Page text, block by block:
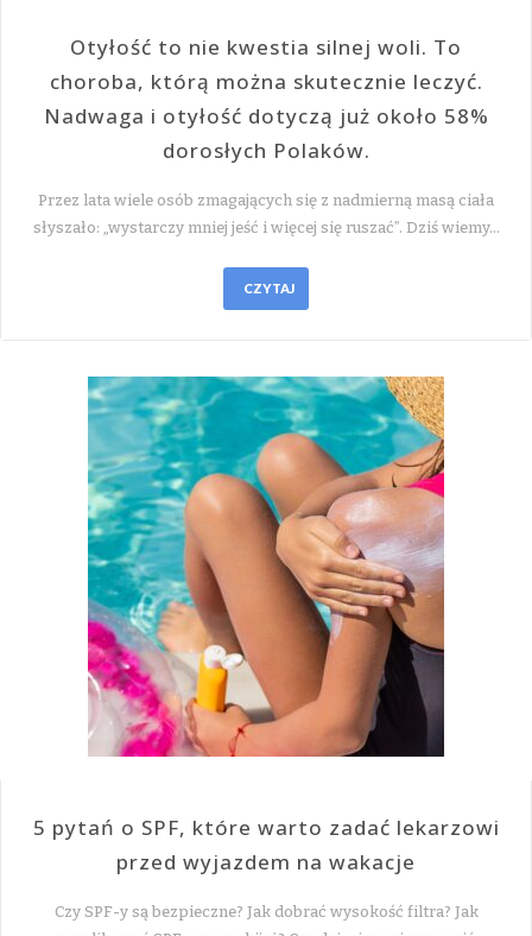
Otyłość to nie kwestia silnej woli. To
choroba, którą można skutecznie leczyć.
Nadwaga i otyłość dotyczą już około 58%
dorosłych Polaków.
Przez lata wiele osób zmagających się z nadmierną masą ciała
słyszało: „wystarczy mniej jeść i więcej się ruszać”. Dziś wiemy…
CZYTAJ
5 pytań o SPF, które warto zadać lekarzowi
przed wyjazdem na wakacje
Czy SPF-y są bezpieczne? Jak dobrać wysokość filtra? Jak